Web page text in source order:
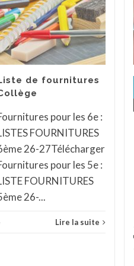
de fournitures
pour les 6e :
FOURNITURES
26-27Télécharger
pour les 5e :
FOURNITURES
26-...
Lire la suite